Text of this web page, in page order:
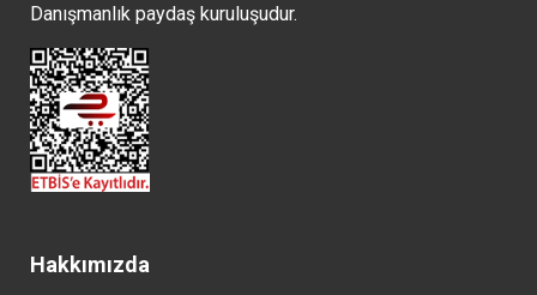
Danışmanlık paydaş kuruluşudur.
Hakkımızda